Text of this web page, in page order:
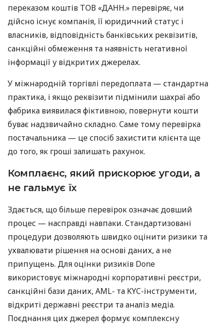
переказом коштів ТОВ «ДАНН.» перевіряє, чи
дійсно існує компанія, її юридичний статус і
власників, відповідність банківських реквізитів,
санкційні обмеження та наявність негативної
інформації у відкритих джерелах.
У міжнародній торгівлі передоплата — стандартна
практика, і якщо реквізити підмінили шахраї або
фабрика виявилася фіктивною, повернути кошти
буває надзвичайно складно. Саме тому перевірка
постачальника — це спосіб захистити клієнта ще
до того, як гроші залишать рахунок.
Комплаєнс, який прискорює угоди, а
не гальмує їх
Здається, що більше перевірок означає довший
процес — насправді навпаки. Стандартизовані
процедури дозволяють швидко оцінити ризики та
ухвалювати рішення на основі даних, а не
припущень. Для оцінки ризиків Done
використовує міжнародні корпоративні реєстри,
санкційні бази даних, AML- та KYC-інструменти,
відкриті державні реєстри та аналіз медіа.
Поєднання цих джерел формує комплексну